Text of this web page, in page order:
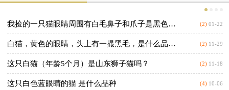
我捡的一只猫眼睛周围有白毛鼻子和爪子是黑色的这. (2)01-22
白猫，黄色的眼睛，头上有一撮黑毛，是什么品种？ (2)11-29
这只白猫（年龄5个月）是山东狮子猫吗？ (2)11-18
这只白色蓝眼睛的猫 是什么品种 (4)10-06